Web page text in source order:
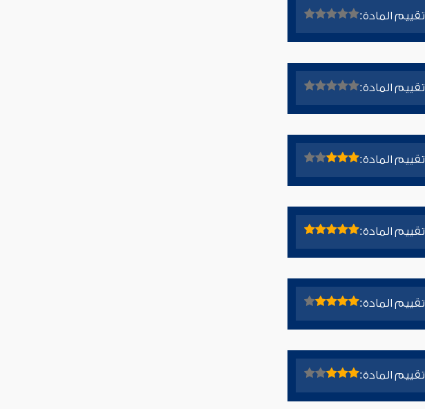
تقييم المادة:
تقييم المادة:
تقييم المادة:
تقييم المادة:
تقييم المادة:
تقييم المادة: